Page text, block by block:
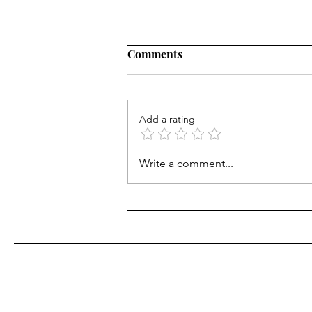
"Oppenheimer - Part २०"
"Oppenheimer - Part २०" काल
माधवी असा सहकुटुंब सहपरिवार
घरबसल्या...
Comments
Add a rating
Write a comment...